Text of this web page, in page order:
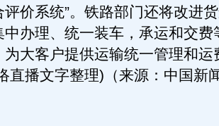
价系统”。铁路部门还将改进
中办理、统一装车，承运和交费
为大客户提供运输统一管理和运
直播文字整理)（来源：中国新